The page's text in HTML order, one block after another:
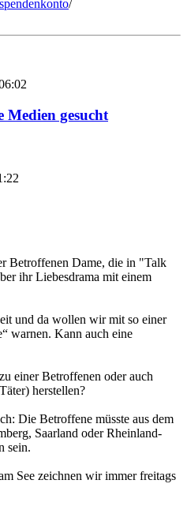
/
Medien gesucht
Betroffenen Dame, die in "Talk
ihr Liebesdrama mit einem
und da wollen wir mit so einer
warnen. Kann auch eine
einer Betroffenen oder auch
herstellen?
Die Betroffene müsste aus dem
Saarland oder Rheinland-
sein.
See zeichnen wir immer freitags